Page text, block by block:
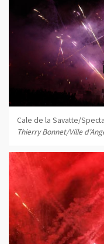
Cale de la Savatte/
Thierry Bonnet/Ville